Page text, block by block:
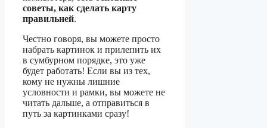
советы, как сделать карту
правильней.
Честно говоря, вы можете просто
набрать картинок и прилепить их
в сумбурном порядке, это уже
будет работать! Если вы из тех,
кому не нужны лишние
условности и рамки, вы можете не
читать дальше, а отправиться в
путь за картинками сразу!